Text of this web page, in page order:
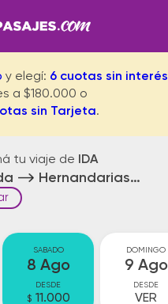
y elegí: 6 cuotas sin interés
a $180.000 o
sin Tarjeta.
tu viaje de IDA
Hernandarias Acceso
SABADO
8 Ago
DESDE
$ 11.000
DOMINGO
9 Ago
DESDE
VER